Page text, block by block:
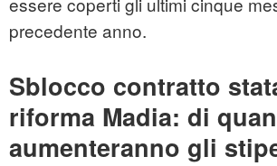
precedente anno.
Sblocco contratto
riforma Madia: di
aumenteranno gli